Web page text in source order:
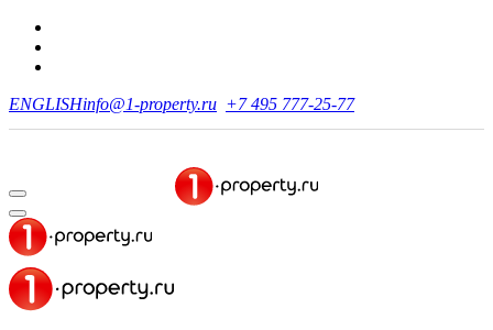
ENGLISHinfo@1-property.ru +7 495 777-25-77